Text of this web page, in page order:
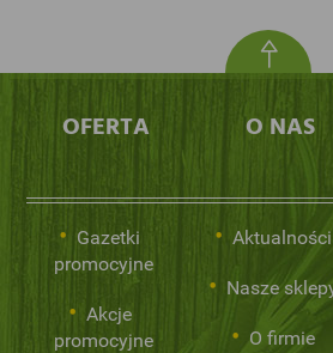
OFERTA
Gazetki
promocyjne
Akcje
promocyjne
O NAS
Aktualności
Nasze
O firmie